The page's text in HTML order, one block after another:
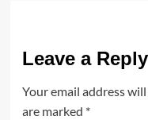
Leave a Reply
Your email address
are marked *